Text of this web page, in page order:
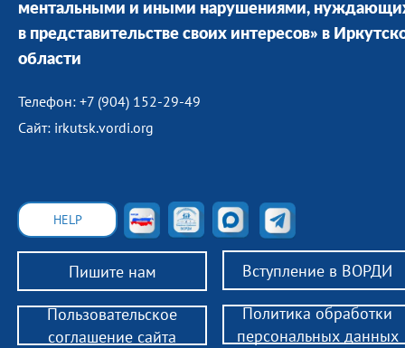
ментальными и иными нарушениями,
в представительстве своих интересов» в
области
Телефон: +7 (904) 152-29-49
Сайт: irkutsk.vordi.org
Пишите нам Вступление в ВОРДИ
HELP
Пользовательское
соглашение сайта
Политика обработки
персональных данных